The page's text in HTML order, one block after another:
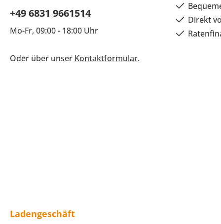
+49 6831 9661514
Mo-Fr, 09:00 - 18:00 Uhr
Oder über unser Kontaktformular.
Direkt
Ladengeschäft